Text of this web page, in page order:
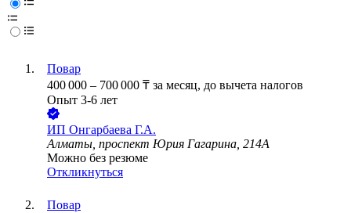
Повар
400 000 – 700 000 ₸ за месяц, до вычета налогов
Опыт 3-6 лет
ИП Онгарбаева Г.А.
Алматы, проспект Юрия Гагарина, 214А
Можно без резюме
Откликнуться
Повар